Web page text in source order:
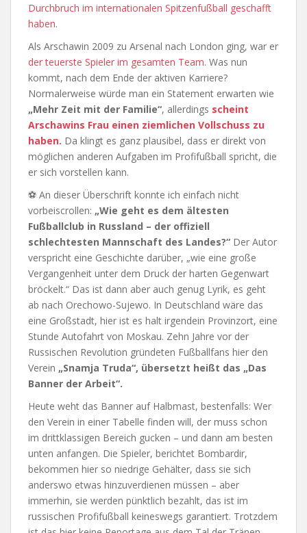
Durchbruch im internationalen Spitzenfußball geschafft
haben.
Als Arschawin 2009 zu Arsenal nach London ging, war er
der teuerste Spieler im gesamten Team. Was nun
kommt, nach dem Ende der aktiven Karriere?
Normalerweise würde man ein Statement erwarten wie
„Mehr Zeit mit der Familie“, allerdings scheint
Arschawins Frau einen ziemlichen Vollschuss zu
haben. Da klingt es ganz plausibel, dass er direkt von
möglichen anderen Aufgaben im Profifußball spricht, die
er sich vorstellen kann.
⚽ An dieser Überschrift konnte ich einfach nicht
vorbeiscrollen: „Wie geht es dem ältesten
Fußballclub in Russland – der offiziell
schlechtesten Mannschaft des Landes?“ Der Autor
verspricht eine Geschichte darüber, „wie eine große
Vergangenheit unter dem Druck der harten Gegenwart
bröckelt.“ Das ist dann aber auch genug Lyrik, es geht
ab nach Orechowo-Sujewo. In Deutschland wäre das
eine Großstadt, hier ist es halt irgendein Provinzort, eine
Stunde Autofahrt von Moskau. Zehn Jahre vor der
Russischen Revolution gründeten Fußballfans hier den
Verein „Snamja Truda“, übersetzt heißt das „Das
Banner der Arbeit“.
Heute weht das Banner auf Halbmast, bestenfalls: Wer
den Verein in einer Tabelle finden will, der muss schon
im drittklassigen Bereich gucken – und dann am besten
unten anfangen. Die Spieler, berichtet Bombardir,
bekommen hier so niedrige Gehälter, dass sie sich
anderswo etwas hinzuverdienen müssen – aber
immerhin, sie werden pünktlich bezahlt, das ist im
russischen Profifußball keineswegs garantiert. Trotzdem